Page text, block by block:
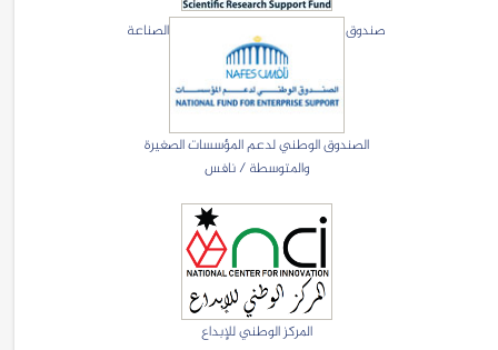
صندوق دعم البحث العلمي والتطوير في الصناعة
الصندوق الوطني لدعم المؤسسات الصغيرة
والمتوسطة / نافس
المركز الوطني للإبداع